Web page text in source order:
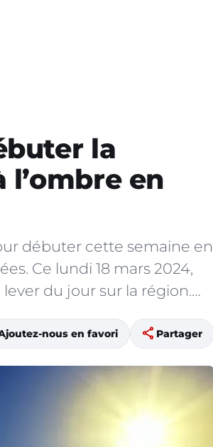
la
l’ombre en
débuter cette semaine en
Ce lundi 18 mars 2024,
du jour sur la région.…
nous en favori share Partager